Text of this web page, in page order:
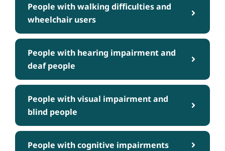
People with walking difficulties and
wheelchair users
People with hearing impairment and
deaf people
People with visual impairment and
blind people
People with cognitive impairments